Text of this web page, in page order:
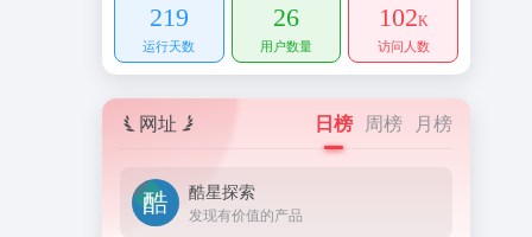
219
运行天数
26
用户数量
102K
访问人数
网址 日榜 周榜 月榜
酷星探索
发现有价值的产品